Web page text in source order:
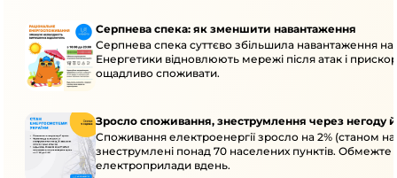
Серпнева спека: як зменшити навантаження
Серпнева спека суттєво збільшила навантаження
Енергетики відновлюють мережі після атак і
ощадливо споживати.
Зросло споживання, знеструмлення через негоду
Споживання електроенергії зросло на 2% (станом
знеструмлені понад 70 населених пунктів. Обмежте
електроприлади вдень.